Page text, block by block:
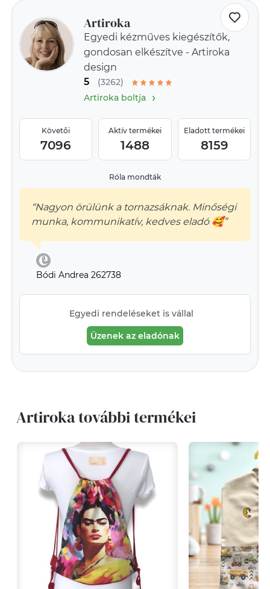
Artiroka
Egyedi kézműves kiegészítők,
gondosan elkészítve - Artiroka
design
5
(3262)
Artiroka boltja›
Követői
7096
Aktív termékei
1488
Eladott termékei
8159
Róla mondták
“Nagyon örülünk a tornazsáknak. Minőségi
munka, kommunikatív, kedves eladó 🥰”
Bódi Andrea 262738
Egyedi rendeléseket is vállal
Üzenek az eladónak
Artiroka további termékei